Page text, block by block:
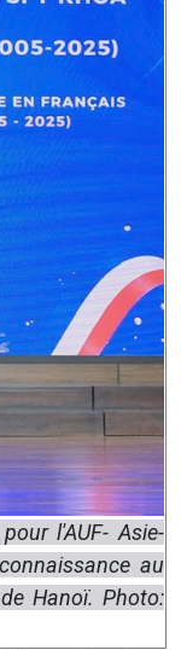
l'AUF- Asie-
au
Hanoï. Photo: